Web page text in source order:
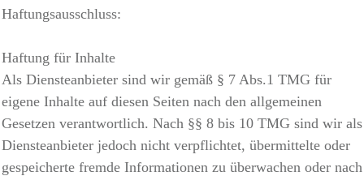
Haftungsausschluss:
Haftung für Inhalte
Als Diensteanbieter sind wir gemäß § 7 Abs.1 TMG für
eigene Inhalte auf diesen Seiten nach den allgemeinen
Gesetzen verantwortlich. Nach §§ 8 bis 10 TMG sind wir als
Diensteanbieter jedoch nicht verpflichtet, übermittelte oder
gespeicherte fremde Informationen zu überwachen oder nach